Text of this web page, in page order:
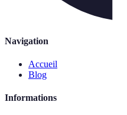
Navigation
Accueil
Blog
Informations